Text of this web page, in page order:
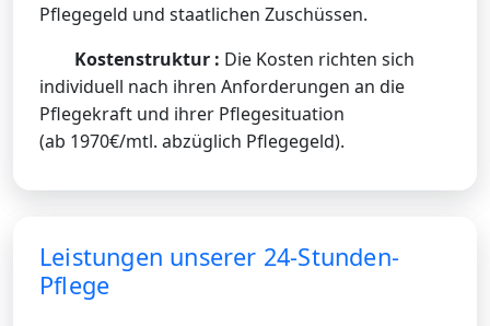
Pflegegeld und staatlichen Zuschüssen.
Kostenstruktur : Die Kosten richten sich
individuell nach ihren Anforderungen an die
Pflegekraft und ihrer Pflegesituation
(ab 1970€/mtl. abzüglich Pflegegeld).
Leistungen unserer 24-Stunden-
Pflege